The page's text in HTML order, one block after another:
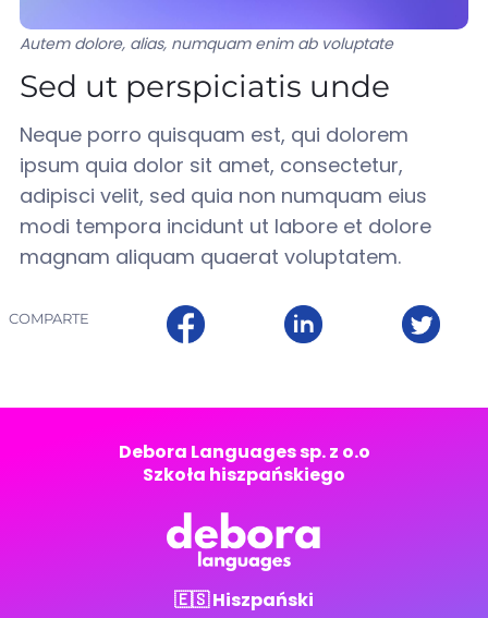
Autem dolore, alias, numquam enim ab voluptate
Sed ut perspiciatis unde
Neque porro quisquam est, qui dolorem
ipsum quia dolor sit amet, consectetur,
adipisci velit, sed quia non numquam eius
modi tempora incidunt ut labore et dolore
magnam aliquam quaerat voluptatem.
COMPARTE
Debora Languages sp. z o.o
Szkoła hiszpańskiego
🇪🇸 Hiszpański